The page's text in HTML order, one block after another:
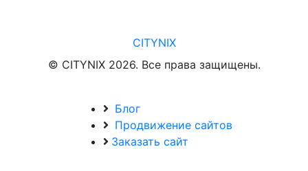
CITYNIX
© CITYNIX 2026. Все права защищены.
Блог
Продвижение сайтов
Заказать сайт